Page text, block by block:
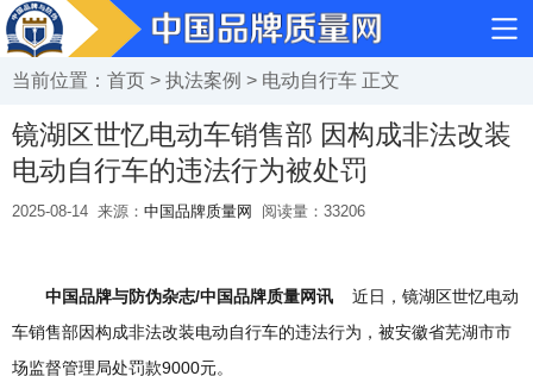
当前位置： 首页 > 执法案例 > 电动自行车 正文
镜湖区世忆电动车销售部 因构成非法改装
电动自行车的违法行为被处罚
2025-08-14 来源： 中国品牌质量网 阅读量： 33206
中国品牌与防伪杂志/中国品牌质量网讯
近日，镜湖区世忆电动
车销售部因构成非法改装电动自行车的违法行为，被安徽省芜湖市市
场监督管理局处罚款9000元。